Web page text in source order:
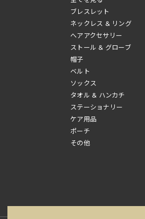
ブレスレット
ネックレス & リング
へアアクセサリー
ストール & グローブ
帽子
ベルト
ソックス
タオル & ハンカチ
ステーショナリー
ケア用品
ポーチ
その他